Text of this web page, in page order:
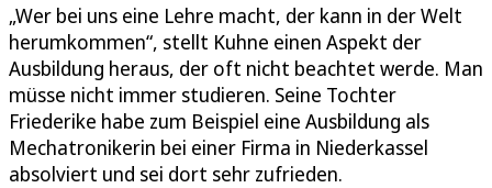
„Wer bei uns eine Lehre macht, der kann in der Welt
herumkommen“, stellt Kuhne einen Aspekt der
Ausbildung heraus, der oft nicht beachtet werde. Man
müsse nicht immer studieren. Seine Tochter
Friederike habe zum Beispiel eine Ausbildung als
Mechatronikerin bei einer Firma in Niederkassel
absolviert und sei dort sehr zufrieden.